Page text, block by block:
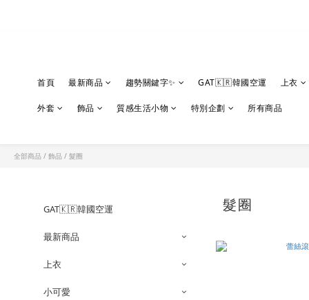
首頁 最新商品 趨勢關鍵字✨ GAT🇰🇷韓國空運 上衣
外套 飾品 質感生活小物 特別企劃 所有商品
全部商品 / 飾品 / 髮圈
GAT🇰🇷韓國空運
最新商品
上衣
小可愛
髮圈